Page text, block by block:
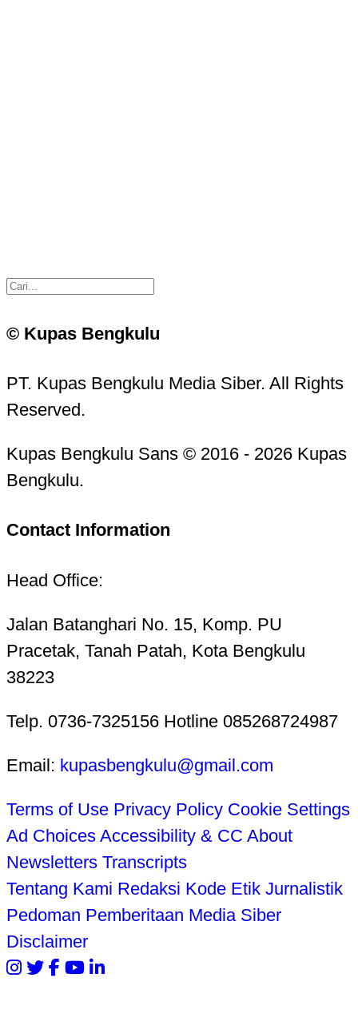
© Kupas Bengkulu
PT. Kupas Bengkulu Media Siber. All Rights
Reserved.
Kupas Bengkulu Sans © 2016 - 2026 Kupas
Bengkulu.
Contact Information
Head Office:
Jalan Batanghari No. 15, Komp. PU
Pracetak, Tanah Patah, Kota Bengkulu
38223
Telp. 0736-7325156 Hotline 085268724987
Email: kupasbengkulu@gmail.com
Terms of Use Privacy Policy Cookie Settings
Ad Choices Accessibility & CC About
Newsletters Transcripts
Tentang Kami Redaksi Kode Etik Jurnalistik
Pedoman Pemberitaan Media Siber
Disclaimer